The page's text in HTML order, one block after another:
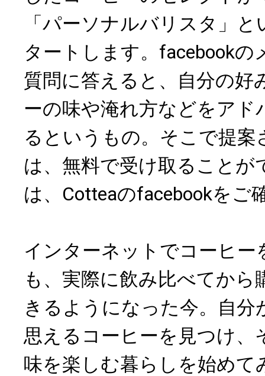
「パーソナルバリスタ」
タートします。facebookの
質問に答えると、自分の好
ーの味や淹れ方などをアド
るというもの。そこで提案
は、無料で受け取ることが
は、Cotteaのfacebookをご
インターネットでコーヒー
も、実際に飲み比べてから
きるようになった今。自分
思えるコーヒーを見つけ、
味を楽しむ暮らしを始めて